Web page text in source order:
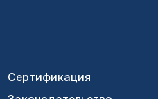
Сертификация